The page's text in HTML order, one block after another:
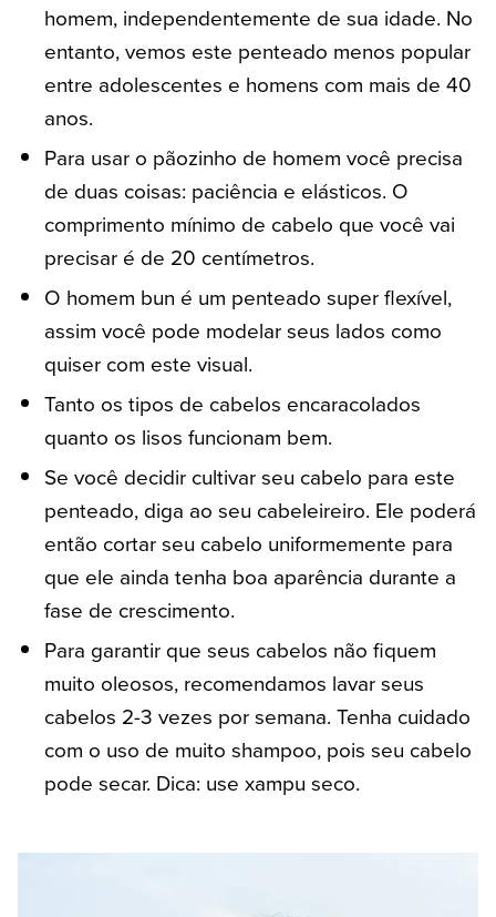
homem, independentemente de sua idade. No
entanto, vemos este penteado menos popular
entre adolescentes e homens com mais de 40
anos.
Para usar o pãozinho de homem você precisa
de duas coisas: paciência e elásticos. O
comprimento mínimo de cabelo que você vai
precisar é de 20 centímetros.
O homem bun é um penteado super flexível,
assim você pode modelar seus lados como
quiser com este visual.
Tanto os tipos de cabelos encaracolados
quanto os lisos funcionam bem.
Se você decidir cultivar seu cabelo para este
penteado, diga ao seu cabeleireiro. Ele poderá
então cortar seu cabelo uniformemente para
que ele ainda tenha boa aparência durante a
fase de crescimento.
Para garantir que seus cabelos não fiquem
muito oleosos, recomendamos lavar seus
cabelos 2-3 vezes por semana. Tenha cuidado
com o uso de muito shampoo, pois seu cabelo
pode secar. Dica: use xampu seco.